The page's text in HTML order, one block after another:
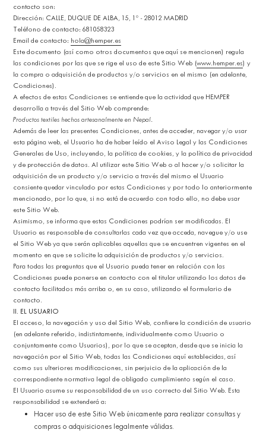
contacto son:
Dirección: CALLE, DUQUE DE ALBA, 15, 1º - 28012 MADRID
Teléfono de contacto: 681058323
Email de contacto: hola@hemper.es
Este documento (así como otros documentos que aquí se mencionen) regula
las condiciones por las que se rige el uso de este Sitio Web (www.hemper.es) y
la compra o adquisición de productos y/o servicios en el mismo (en adelante,
Condiciones).
A efectos de estas Condiciones se entiende que la actividad que HEMPER
desarrolla a través del Sitio Web comprende:
Productos textiles hechos artesanalmente en Nepal.
Además de leer las presentes Condiciones, antes de acceder, navegar y/o usar
esta página web, el Usuario ha de haber leído el Aviso Legal y las Condiciones
Generales de Uso, incluyendo, la política de cookies, y la política de privacidad
y de protección de datos. Al utilizar este Sitio Web o al hacer y/o solicitar la
adquisición de un producto y/o servicio a través del mismo el Usuario
consiente quedar vinculado por estas Condiciones y por todo lo anteriormente
mencionado, por lo que, si no está de acuerdo con todo ello, no debe usar
este Sitio Web.
Asimismo, se informa que estas Condiciones podrían ser modificadas. El
Usuario es responsable de consultarlas cada vez que acceda, navegue y/o use
el Sitio Web ya que serán aplicables aquellas que se encuentren vigentes en el
momento en que se solicite la adquisición de productos y/o servicios.
Para todas las preguntas que el Usuario pueda tener en relación con las
Condiciones puede ponerse en contacto con el titular utilizando los datos de
contacto facilitados más arriba o, en su caso, utilizando el formulario de
contacto.
II. EL USUARIO
El acceso, la navegación y uso del Sitio Web, confiere la condición de usuario
(en adelante referido, indistintamente, individualmente como Usuario o
conjuntamente como Usuarios), por lo que se aceptan, desde que se inicia la
navegación por el Sitio Web, todas las Condiciones aquí establecidas, así
como sus ulteriores modificaciones, sin perjuicio de la aplicación de la
correspondiente normativa legal de obligado cumplimiento según el caso.
El Usuario asume su responsabilidad de un uso correcto del Sitio Web. Esta
responsabilidad se extenderá a:
Hacer uso de este Sitio Web únicamente para realizar consultas y
compras o adquisiciones legalmente válidas.